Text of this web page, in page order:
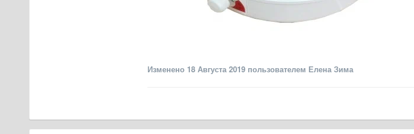
Изменено 18 Августа 2019пользователем Елена Зима